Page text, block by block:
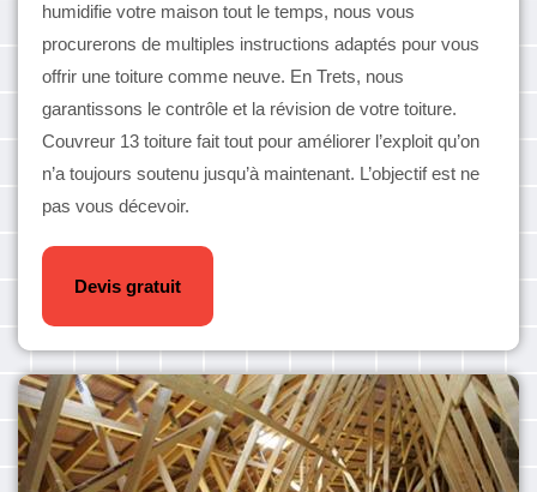
humidifie votre maison tout le temps, nous vous
procurerons de multiples instructions adaptés pour vous
offrir une toiture comme neuve. En Trets, nous
garantissons le contrôle et la révision de votre toiture.
Couvreur 13 toiture fait tout pour améliorer l’exploit qu’on
n’a toujours soutenu jusqu’à maintenant. L’objectif est ne
pas vous décevoir.
Devis gratuit